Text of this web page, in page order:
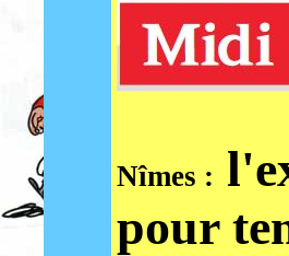
Nîmes :
pour